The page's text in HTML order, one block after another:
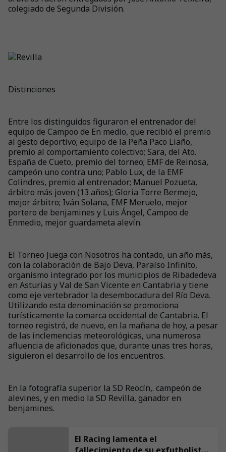
colegiado de Segunda División.
Distinciones
Entre los distinguidos figuraron el entrenador del
equipo de Campoo de En medio, que recibió el premio
al gesto deportivo; equipo de la Peña Paco Liaño,
premio al comportamiento colectivo; Sara, del Ato.
España de Cueto, premio del torneo; EMF de Reinosa,
campeón uno contra uno; Pablo Lux, de la EMF
Colindres, premio al entrenador; Manuel Pozueta,
árbitro más joven (13 años); Gloria Torre Bermejo,
mejor árbitro; Iván Solana, EMF Meruelo, mejor
portero de benjamines y Luis Ángel, Campoo de
Enmedio, mejor guardameta alevín.
El Torneo Juega con Nosotros ha contado, un año más,
con la colaboración de Bajo Deva, Paraíso Infinito,
organismo integrado por los municipios de Ribadedeva
en Asturias y Val de San Vicente en Cantabria y tiene
como eje vertebrador la desembocadura del Río Deva.
Utilizando esta denominación se promociona
turísticamente la comarca occidental de Cantabria. El
torneo registró, de nuevo, en la mañana de hoy, a pesar
de las inclemencias meteorológicas, una numerosa
afluencia de aficionados que, durante unas tres horas,
siguieron el desarrollo de los encuentros.
En la fotografía superior la SD Reocín,. campeón de
alevines, y en medio la SD Revilla, ganador en
benjamines.
El Racing lamenta el